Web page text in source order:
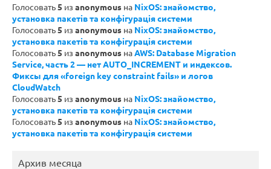
Голосовать5 из anonymous на NixOS: знайомство,
установка пакетів та конфігурація системи
Голосовать5 из anonymous на NixOS: знайомство,
установка пакетів та конфігурація системи
Голосовать5 из anonymous наAWS: Database Migration
Service, часть 2 — нет AUTO_INCREMENT и индексов.
Фиксы для «foreign key constraint fails» и логов
CloudWatch
Голосовать5 из anonymous на NixOS: знайомство,
установка пакетів та конфігурація системи
Голосовать5 из anonymous на NixOS: знайомство,
установка пакетів та конфігурація системи
Архив месяца